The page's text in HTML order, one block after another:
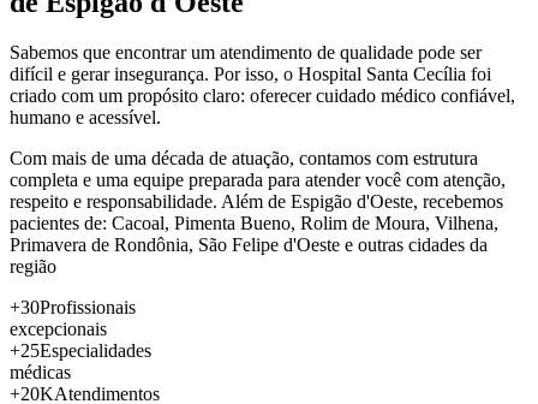
Sabemos que encontrar um atendimento de qualidade pode ser
difícil e gerar insegurança. Por isso, o Hospital Santa Cecília foi
criado com um propósito claro: oferecer cuidado médico confiável,
humano e acessível.
Com mais de uma década de atuação, contamos com estrutura
completa e uma equipe preparada para atender você com atenção,
respeito e responsabilidade. Além de Espigão d'Oeste, recebemos
pacientes de: Cacoal, Pimenta Bueno, Rolim de Moura, Vilhena,
Primavera de Rondônia, São Felipe d'Oeste e outras cidades da
região
+30Profissionais
excepcionais
+25Especialidades
médicas
+20KAtendimentos